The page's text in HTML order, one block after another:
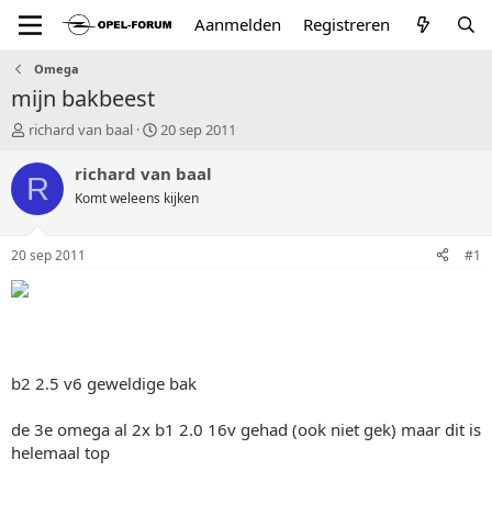
Aanmelden Registreren
Omega
mijn bakbeest
T
p
a
r
richard van baal
S
a
20 sep 2011
R richard van baal
Komt weleens kijken
20 sep 2011 #1
b2 2.5 v6 geweldige bak
de 3e omega al 2x b1 2.0 16v gehad (ook niet gek) maar dit is
helemaal top